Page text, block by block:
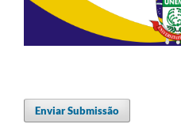
Enviar Submissão